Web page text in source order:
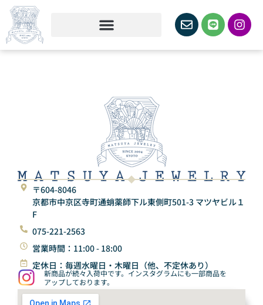
〒604-8046
京都市中京区寺町通蛸薬師下ル東側町501-3 マツヤビル１
F
075-221-2563
営業時間：11:00 - 18:00
定休日：毎週水曜日・木曜日（他、不定休あり）
新商品が続々入荷中です。インスタグラムにも一部商品を
アップしております。